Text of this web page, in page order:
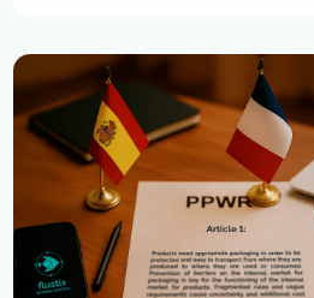
transparente, wissenschaftlich
Claims zur glaubwürdigsten – und
zunehmend profitabelsten –